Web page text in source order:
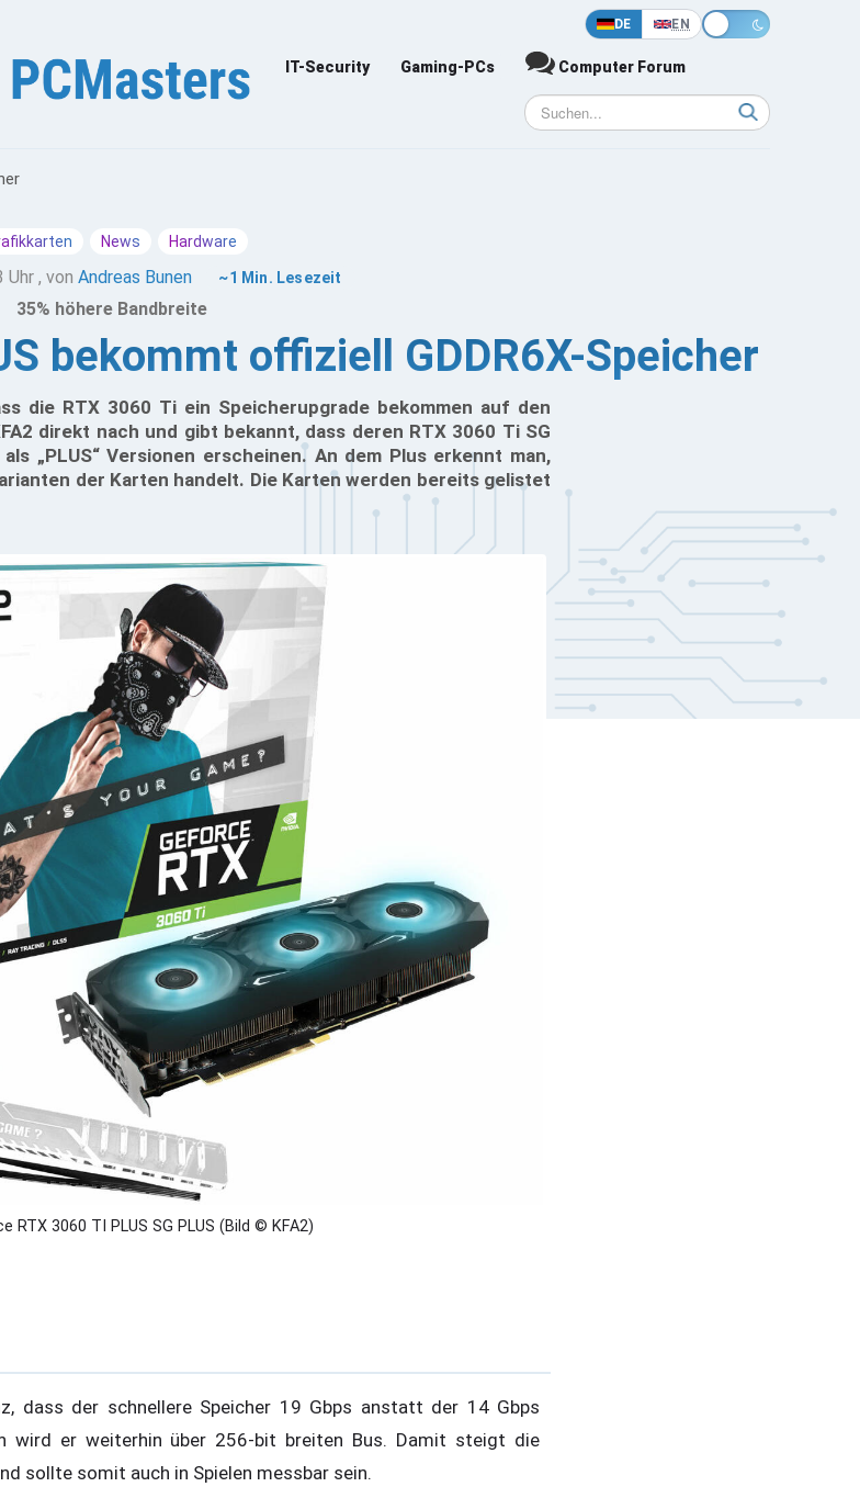
DE EN
IT-Security Gaming-PCs Computer Forum
News Hardware
Uhr , vonAndreas Bunen ~1 Min. Lesezeit
35% höhere Bandbreite
bekommt offiziell GDDR6X-Speicher
die RTX 3060 Ti ein Speicherupgrade bekommen auf den
direkt nach und gibt bekannt, dass deren RTX 3060 Ti SG
„PLUS“ Versionen erscheinen. An dem Plus erkennt man,
der Karten handelt. Die Karten werden bereits gelistet
RTX 3060 TI PLUS SG PLUS (Bild © KFA2)
dass der schnellere Speicher 19 Gbps anstatt der 14 Gbps
wird er weiterhin über 256-bit breiten Bus. Damit steigt die
sollte somit auch in Spielen messbar sein.